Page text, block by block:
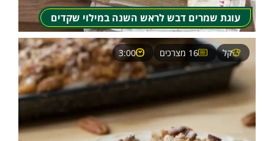
עוגת שמרים דבש לראש השנה במילוי שקדים
קל 16 מצרכים 3:00